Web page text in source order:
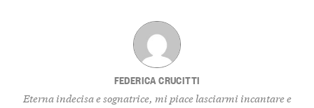
FEDERICA CRUCITTI
Eterna indecisa e sognatrice, mi piace lasciarmi incantare e